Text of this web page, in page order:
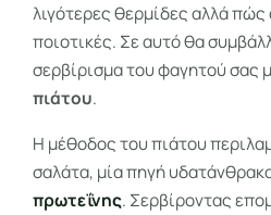
λιγότερες θερμίδες αλλά πώς
ποιοτικές. Σε αυτό θα
σερβίρισμα του φαγητού σας
πιάτου.
Η μέθοδος του πιάτου
σαλάτα, μία πηγή
πρωτεΐνης. Σερβίροντας